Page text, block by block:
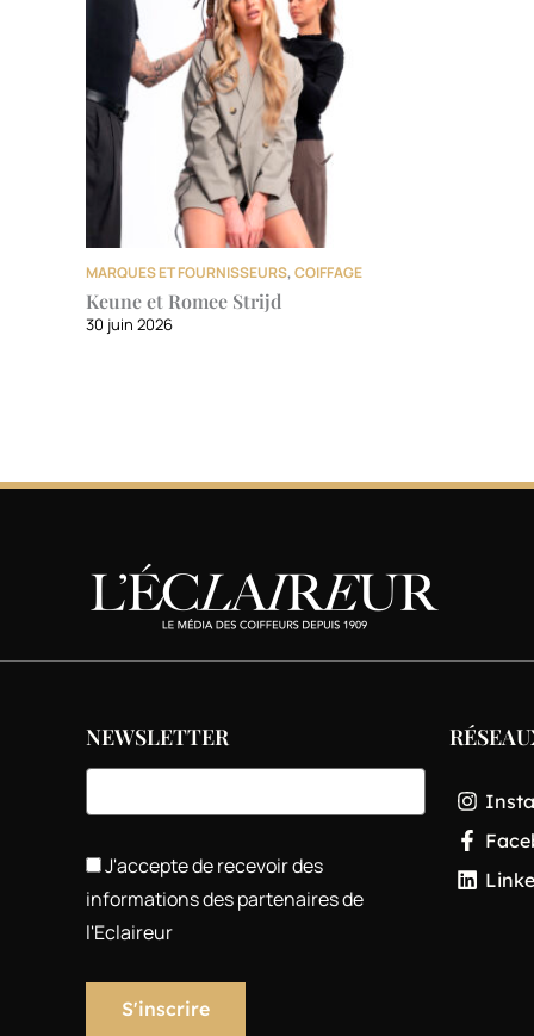
MARQUES ET FOURNISSEURS,COIFFAGE
Keune et Romee Strijd
30 juin 2026
NEWSLETTER
J'accepte de recevoir des
informations des partenaires de
l'Eclaireur